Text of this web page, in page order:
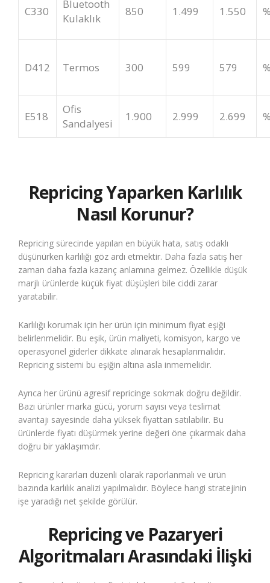
C330
Bluetooth
Kulaklık
850 1.499 1.550
D412 Termos 300 599 579
E518
Ofis
Sandalyesi
1.900 2.999 2.699
Repricing Yaparken Karlılık
Nasıl Korunur?
Repricing sürecinde yapılan en büyük hata, satış odaklı
düşünürken karlılığı göz ardı etmektir. Daha fazla satış her
zaman daha fazla kazanç anlamına gelmez. Özellikle düşük
marjlı ürünlerde küçük fiyat düşüşleri bile ciddi zarar
yaratabilir.
Karlılığı korumak için her ürün için minimum fiyat eşiği
belirlenmelidir. Bu eşik, ürün maliyeti, komisyon, kargo ve
operasyonel giderler dikkate alınarak hesaplanmalıdır.
Repricing sistemi bu eşiğin altına asla inmemelidir.
Ayrıca her ürünü agresif repricinge sokmak doğru değildir.
Bazı ürünler marka gücü, yorum sayısı veya teslimat
avantajı sayesinde daha yüksek fiyattan satılabilir. Bu
ürünlerde fiyatı düşürmek yerine değeri öne çıkarmak daha
doğru bir yaklaşımdır.
Repricing kararları düzenli olarak raporlanmalı ve ürün
bazında karlılık analizi yapılmalıdır. Böylece hangi stratejinin
işe yaradığı net şekilde görülür.
Repricing ve Pazaryeri
Algoritmaları Arasındaki İlişki